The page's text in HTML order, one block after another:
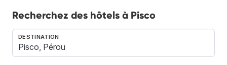
Recherchez des hôtels à Pisco
DESTINATION